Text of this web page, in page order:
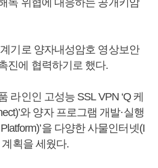
기로 양자내성암호 영상보안
진에 협력하기로 했다.
라인인 고성능 SSL VPN ‘Q 케
와 양자 프로그램 개발·실행
을 다양한 사물인터넷(I
획을 세웠다.